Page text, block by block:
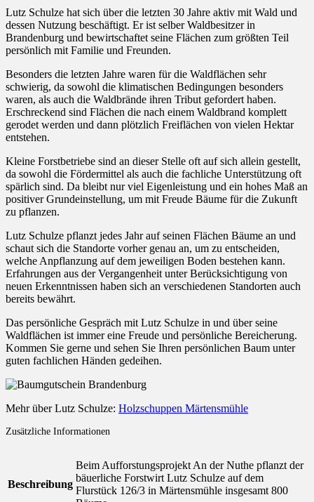
Lutz Schulze hat sich über die letzten 30 Jahre aktiv mit Wald und
dessen Nutzung beschäftigt. Er ist selber Waldbesitzer in
Brandenburg und bewirtschaftet seine Flächen zum größten Teil
persönlich mit Familie und Freunden.
Besonders die letzten Jahre waren für die Waldflächen sehr
schwierig, da sowohl die klimatischen Bedingungen besonders
waren, als auch die Waldbrände ihren Tribut gefordert haben.
Erschreckend sind Flächen die nach einem Waldbrand komplett
gerodet werden und dann plötzlich Freiflächen von vielen Hektar
entstehen.
Kleine Forstbetriebe sind an dieser Stelle oft auf sich allein gestellt,
da sowohl die Fördermittel als auch die fachliche Unterstützung oft
spärlich sind. Da bleibt nur viel Eigenleistung und ein hohes Maß an
positiver Grundeinstellung, um mit Freude Bäume für die Zukunft
zu pflanzen.
Lutz Schulze pflanzt jedes Jahr auf seinen Flächen Bäume an und
schaut sich die Standorte vorher genau an, um zu entscheiden,
welche Anpflanzung auf dem jeweiligen Boden bestehen kann.
Erfahrungen aus der Vergangenheit unter Berücksichtigung von
neuen Erkenntnissen haben sich an verschiedenen Standorten auch
bereits bewährt.
Das persönliche Gespräch mit Lutz Schulze in und über seine
Waldflächen ist immer eine Freude und persönliche Bereicherung.
Kommen Sie gerne und sehen Sie Ihren persönlichen Baum unter
guten fachlichen Händen gedeihen.
Mehr über Lutz Schulze: Holzschuppen Märtensmühle
Zusätzliche Informationen
Beschreibung
Beim Aufforstungsprojekt An der Nuthe pflanzt der
bäuerliche Forstwirt Lutz Schulze auf dem
Flurstück 126/3 in Märtensmühle insgesamt 800